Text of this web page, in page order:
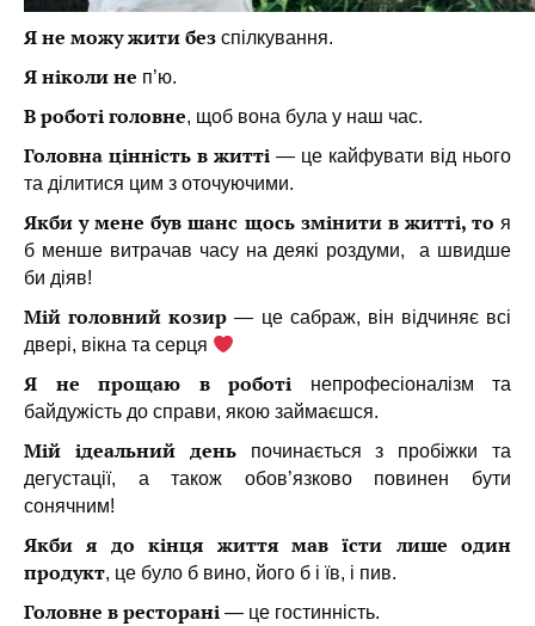
Я не можу жити без спілкування.
Я ніколи не п’ю.
В роботі головне, щоб вона була у наш час.
Головна цінність в житті — це кайфувати від нього
та ділитися цим з оточуючими.
Якби у мене був шанс щось змінити в житті, то я
б менше витрачав часу на деякі роздуми, а швидше
би діяв!
Мій головний козир — це сабраж, він відчиняє всі
двері, вікна та серця
Я не прощаю в роботі непрофесіоналізм та
байдужість до справи, якою займаєшся.
Мій ідеальний деньпочинається з пробіжки та
дегустації, а також обов’язково повинен бути
сонячним!
Якби я до кінця життя мав їсти лише один
продукт, це було б вино, його б і їв, і пив.
Головне в ресторані — це гостинність.